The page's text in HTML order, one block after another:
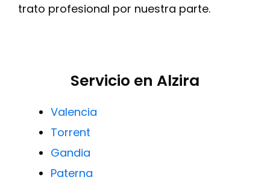
trato profesional por nuestra parte.
Servicio en Alzira
Valencia
Torrent
Gandia
Paterna